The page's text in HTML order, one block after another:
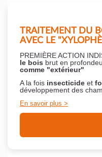
TRAITEMENT DU
AVEC LE
PREMIÈRE ACTION
le bois brut en
comme "extérieur"
A la fois insecticide et
développement des
En savoir plus